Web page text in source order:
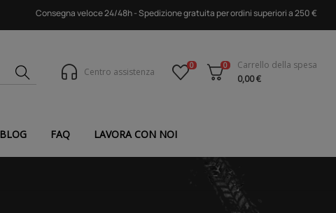
Consegna veloce 24/48h - Spedizione gratuita per ordini superiori a 250 €
Centro assistenza
0 0
Carrello della spesa
0,00 €
BLOG FAQ LAVORA CON NOI